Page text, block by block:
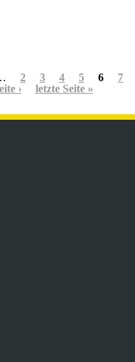
2 3 4 5 6
7
› letzte Seite »